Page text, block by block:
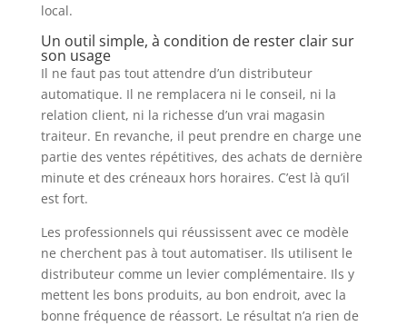
local.
Un outil simple, à condition de rester clair sur
son usage
Il ne faut pas tout attendre d’un distributeur
automatique. Il ne remplacera ni le conseil, ni la
relation client, ni la richesse d’un vrai magasin
traiteur. En revanche, il peut prendre en charge une
partie des ventes répétitives, des achats de dernière
minute et des créneaux hors horaires. C’est là qu’il
est fort.
Les professionnels qui réussissent avec ce modèle
ne cherchent pas à tout automatiser. Ils utilisent le
distributeur comme un levier complémentaire. Ils y
mettent les bons produits, au bon endroit, avec la
bonne fréquence de réassort. Le résultat n’a rien de